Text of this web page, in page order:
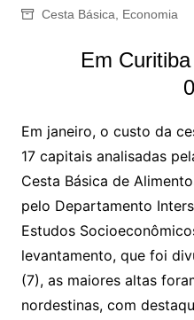
Cesta Básica
Economia
Em
Em janeiro, o custo da
17 capitais analisadas
Cesta Básica de
pelo Departamento
Estudos
levantamento, que foi
(7), as maiores altas
nordestinas, com